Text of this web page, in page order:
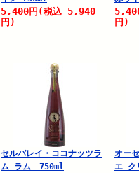
5,400円 (税込 5,940
円) 円)
セルバレイ・ココナッツラ
ム ラム 750ml
オー
エ ク